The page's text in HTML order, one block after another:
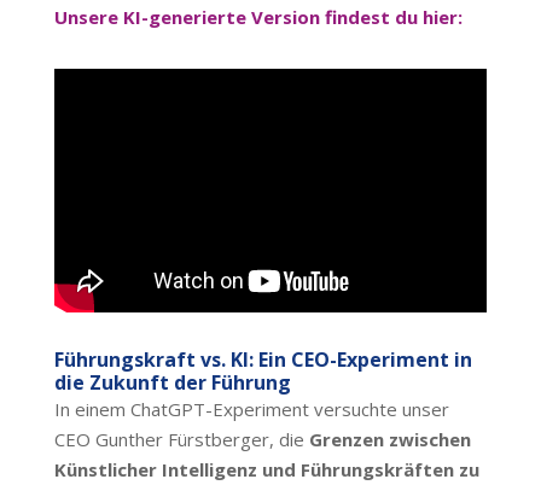
Unsere KI-generierte Version findest du hier:
Führungskraft vs. KI: Ein CEO-Experiment in
die Zukunft der Führung
In einem ChatGPT-Experiment versuchte unser
CEO Gunther Fürstberger, die Grenzen zwischen
Künstlicher Intelligenz und Führungskräften zu